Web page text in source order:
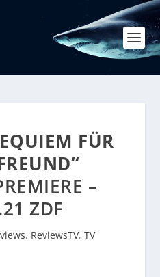
FÜR
–
ZDF
, ReviewsTV, TV